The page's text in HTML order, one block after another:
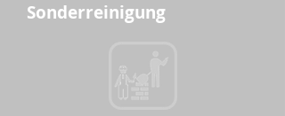
Sonderreinigung